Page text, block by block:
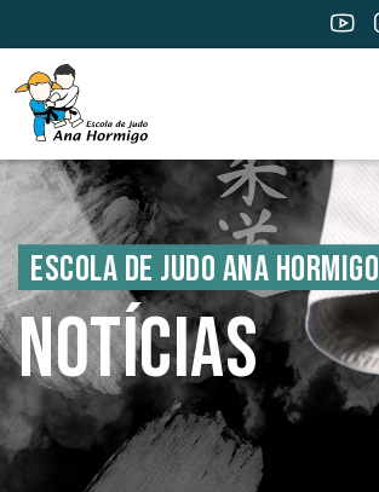
ESCOLA DE JUDO ANA HORMIGO
NOTÍCIAS